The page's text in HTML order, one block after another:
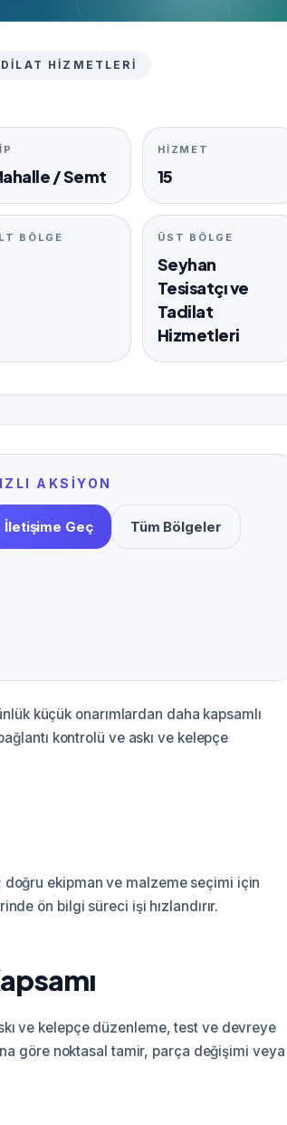
HIZMETLERI
/ Semt
HIZMET
15
BÖLGE ÜST BÖLGE
Seyhan
Tesisatçı ve
Tadilat
Hizmetleri
AKSIYON
İletişime Geç Tüm Bölgeler
küçük onarımlardan daha kapsamlı
kontrolü ve askı ve kelepçe
ekipman ve malzeme seçimi için
ön bilgi süreci işi hızlandırır.
ve kelepçe düzenleme, test ve devreye
göre noktasal tamir, parça değişimi veya